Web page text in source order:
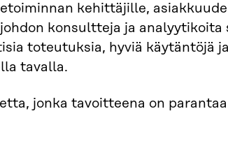
kehittäjille,
konsultteja ja
toteutuksia, hyviä käytäntöjä
tavalla.
jonka tavoitteena on